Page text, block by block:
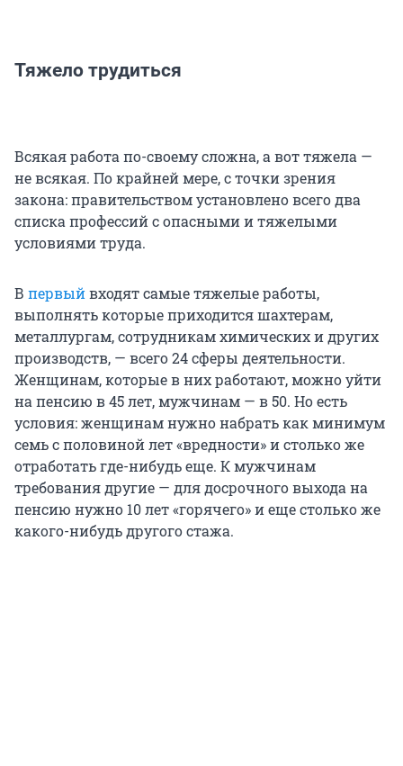
Тяжело трудиться
Всякая работа по-своему сложна, а вот тяжела —
не всякая. По крайней мере, с точки зрения
закона: правительством установлено всего два
списка профессий с опасными и тяжелыми
условиями труда.
В первыйвходят самые тяжелые работы,
выполнять которые приходится шахтерам,
металлургам, сотрудникам химических и других
производств, — всего 24 сферы деятельности.
Женщинам, которые в них работают, можно уйти
на пенсию в 45 лет, мужчинам — в 50. Но есть
условия: женщинам нужно набрать как минимум
семь с половиной лет «вредности» и столько же
отработать где-нибудь еще. К мужчинам
требования другие — для досрочного выхода на
пенсию нужно 10 лет «горячего» и еще столько же
какого-нибудь другого стажа.